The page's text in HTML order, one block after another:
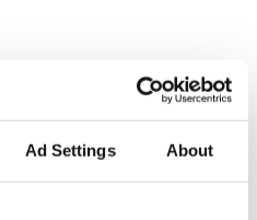
Ad Settings About
out West
är Messiah Hallberg, som